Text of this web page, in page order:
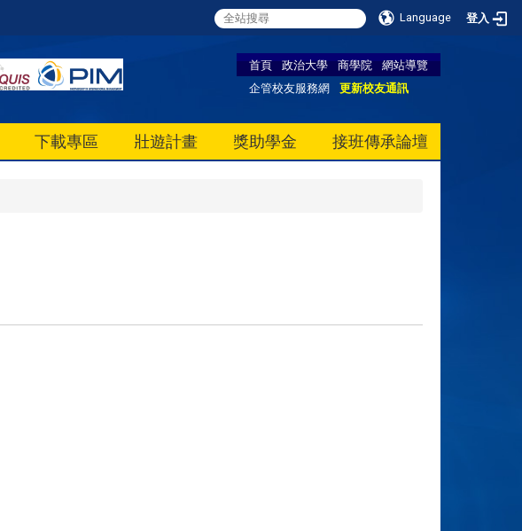
Language 登入
首頁 政治大學 商學院
網站導覽
企管校友服務網
更新校友通訊
下載專區 壯遊計畫 獎助學金 接班傳承論壇